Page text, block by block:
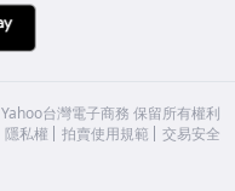
Yahoo台灣電子商務 保留所有權利
隱私權 拍賣使用規範 交易安全